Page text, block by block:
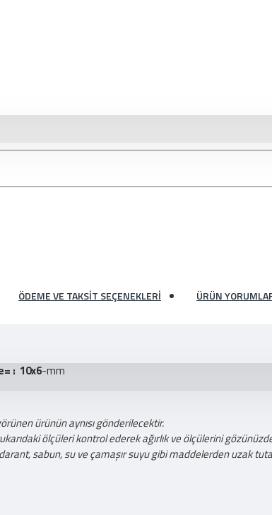
ÖDEME VE TAKSIT SEÇENEKLERI ÜRÜN
: 10x6-mm
ürünün aynısı gönderilecektir.
ölçüleri kontrol ederek ağırlık ve ölçülerini
sabun, su ve çamaşır suyu gibi maddelerden uzak